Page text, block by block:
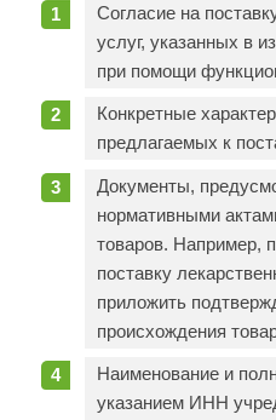
Согласие на
услуг, указанных в
при помощи
Конкретные
предлагаемых к
Документы,
нормативными
товаров. Например,
поставку
приложить
происхождения
Наименование и
указанием ИНН